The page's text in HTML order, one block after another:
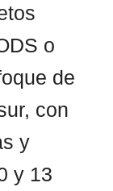
o
de
con
y
y 13